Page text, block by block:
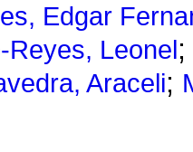
Edgar
Leonel ;
Araceli;